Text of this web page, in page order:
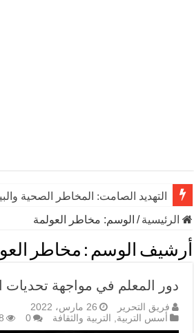
التهديد الصامت: المخاطر الصحية
الرئيسية/ الوسم: مخاطر العولمة
أرشيف الوسم : مخاطر
دور المعلم في مواجهة تحديات
فريق التحرير
26 مارس، 2022
أسس التربية, التربية والثقافة 0